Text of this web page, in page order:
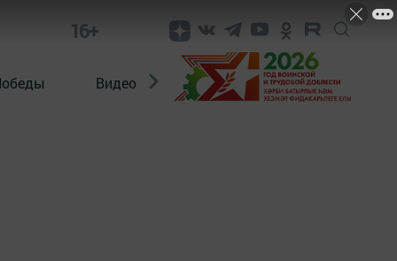
16+
Видео Конкурсы ЭтноДети